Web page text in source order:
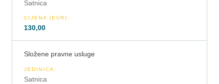
Satnica
CIJENA (EUR):
130,00
Složene pravne usluge
JEDINICA :
Satnica